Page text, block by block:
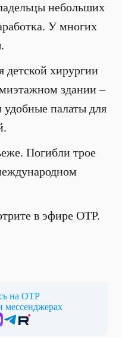
небольших
У многих
детской хирургии
здании –
удобные палаты для
Погибли трое
в эфире ОТР.
на ОТР
мессенджерах